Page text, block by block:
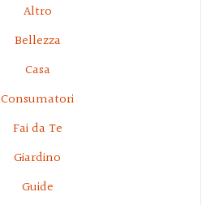
Altro
Bellezza
Casa
Consumatori
Fai da Te
Giardino
Guide